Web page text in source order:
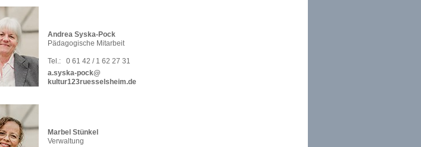
Andrea Syska-Pock
Pädagogische Mitarbeit
Tel.:
0 61 42 / 1 62 27 31
a.syska-pock@
kultur123ruesselsheim.de
Marbel Stünkel
Verwaltung